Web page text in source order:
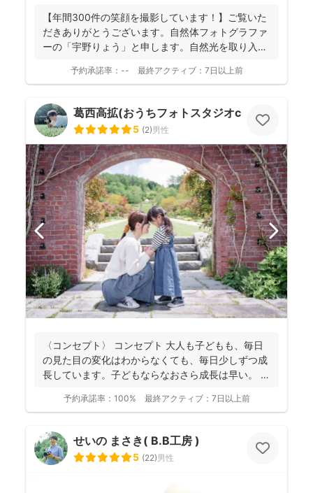
【年間300件の笑顔を撮影しています！】ご覧いた
だきありがとうございます。自然体フォトグラファ
ーの「宇野りょう」と申します。自然光を取り入れ
予約承諾率： -- 最終アクティブ： 7日以上前
葛西高拡(おうちフォトスタジオcocofilm)
5 (2)男性
〈コンセプト〉 コンセプト 大人も子どもも、毎日
の見た目の変化はわからなくても、毎日少しずつ成
長しています。子どもならなおさら成長は早い。
予約承諾率： 100% 最終アクティブ： 7日以上前
せいの まさき( B.B工房 )
5 (22)男性